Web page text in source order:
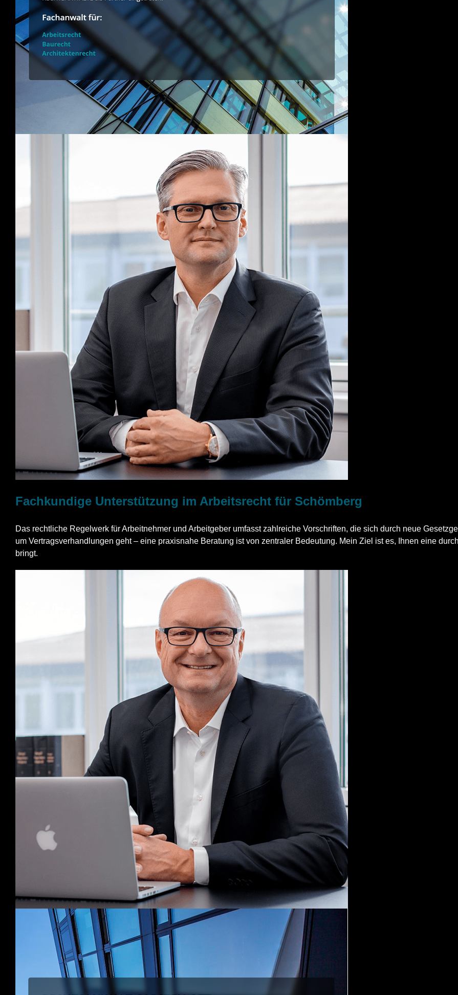
Fachkundige Unterstützung im Arbeitsrecht für Schömberg
Das rechtliche Regelwerk für Arbeitnehmer und Arbeitgeber umfasst zahlreiche Vorschriften, die sich durch neue
um Vertragsverhandlungen geht – eine praxisnahe Beratung ist von zentraler Bedeutung. Mein Ziel ist es, Ihnen eine
bringt.